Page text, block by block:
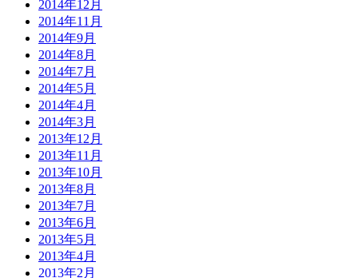
2014年12月
2014年11月
2014年9月
2014年8月
2014年7月
2014年5月
2014年4月
2014年3月
2013年12月
2013年11月
2013年10月
2013年8月
2013年7月
2013年6月
2013年5月
2013年4月
2013年2月